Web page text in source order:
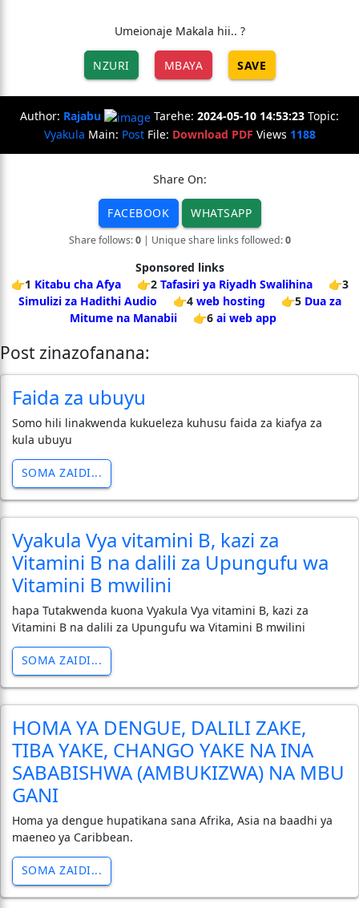
Umeionaje Makala hii.. ?
NZURI MBAYA SAVE
Author: Rajabu Tarehe: 2024-05-10 14:53:23 Topic:
Vyakula Main: PostFile: Download PDF Views 1188
Share On:
FACEBOOK WHATSAPP
Share follows:0| Unique share links followed:0
Sponsored links
👉1 Kitabu cha Afya 👉2 Tafasiri ya Riyadh Swalihina
👉3
Simulizi za Hadithi Audio
👉4 web hosting 👉5 Dua za
Mitume na Manabii
👉6 ai web app
Post zinazofanana:
Faida za ubuyu
Somo hili linakwenda kukueleza kuhusu faida za kiafya za
kula ubuyu
SOMA ZAIDI...
Vyakula Vya vitamini B, kazi za
Vitamini B na dalili za Upungufu wa
Vitamini B mwilini
hapa Tutakwenda kuona Vyakula Vya vitamini B, kazi za
Vitamini B na dalili za Upungufu wa Vitamini B mwilini
SOMA ZAIDI...
HOMA YA DENGUE, DALILI ZAKE,
TIBA YAKE, CHANGO YAKE NA INA
SABABISHWA (AMBUKIZWA) NA MBU
GANI
Homa ya dengue hupatikana sana Afrika, Asia na baadhi ya
maeneo ya Caribbean.
SOMA ZAIDI...